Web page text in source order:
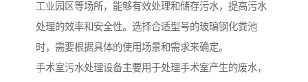
工业园区等场所，能够有效处理和储存污水，提高污水
处理的效率和安全性。选择合适型号的玻璃钢化粪池
时，需要根据具体的使用场景和需求来确定。
手术室污水处理设备主要用于处理手术室产生的废水，